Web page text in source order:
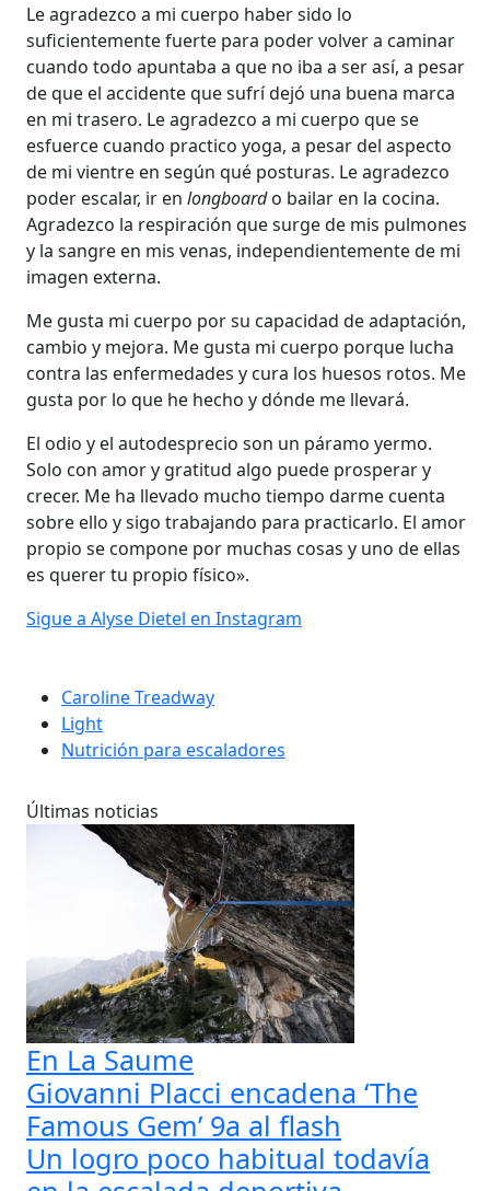
Le agradezco a mi cuerpo haber sido lo
suficientemente fuerte para poder volver a caminar
cuando todo apuntaba a que no iba a ser así, a pesar
de que el accidente que sufrí dejó una buena marca
en mi trasero. Le agradezco a mi cuerpo que se
esfuerce cuando practico yoga, a pesar del aspecto
de mi vientre en según qué posturas. Le agradezco
poder escalar, ir en longboardo bailar en la cocina.
Agradezco la respiración que surge de mis pulmones
y la sangre en mis venas, independientemente de mi
imagen externa.
Me gusta mi cuerpo por su capacidad de adaptación,
cambio y mejora. Me gusta mi cuerpo porque lucha
contra las enfermedades y cura los huesos rotos. Me
gusta por lo que he hecho y dónde me llevará.
El odio y el autodesprecio son un páramo yermo.
Solo con amor y gratitud algo puede prosperar y
crecer. Me ha llevado mucho tiempo darme cuenta
sobre ello y sigo trabajando para practicarlo. El amor
propio se compone por muchas cosas y uno de ellas
es querer tu propio físico».
Sigue a Alyse Dietel en Instagram
Caroline Treadway
Light
Nutrición para escaladores
Últimas noticias
En La Saume
Giovanni Placci encadena ‘The
Famous Gem’ 9a al flash
Un logro poco habitual todavía